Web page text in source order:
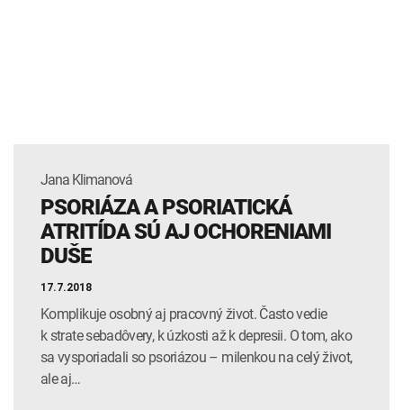
Jana Klimanová
PSORIÁZA A PSORIATICKÁ
ATRITÍDA SÚ AJ OCHORENIAMI
DUŠE
17.7.2018
Komplikuje osobný aj pracovný život. Často vedie
k strate sebadôvery, k úzkosti až k depresii. O tom, ako
sa vysporiadali so psoriázou – milenkou na celý život,
ale aj…